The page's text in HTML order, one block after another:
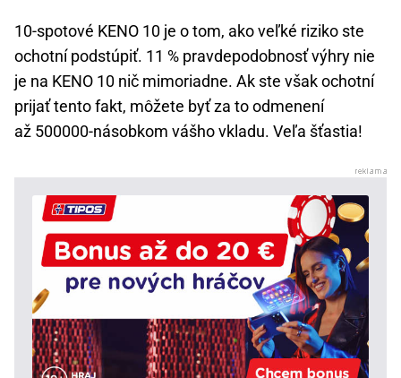
10-spotové KENO 10 je o tom, ako veľké riziko ste
ochotní podstúpiť. 11 % pravdepodobnosť výhry nie
je na KENO 10 nič mimoriadne. Ak ste však ochotní
prijať tento fakt, môžete byť za to odmenení
až 500000-násobkom vášho vkladu. Veľa šťastia!